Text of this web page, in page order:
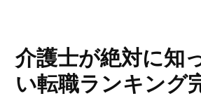
介護士が絶対に知
い転職ランキング